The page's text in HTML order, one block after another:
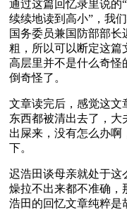
通过这篇回忆录里说的
续续地读到高小”，我
国务委员兼国防部部
粗，所以可以断定这篇
高层里并不是什么奇怪
倒奇怪了。
文章读完后，感觉这文
东西都被清出去了，大
出屎来，没有怎么办啊
下。
迟浩田谈母亲就处于这
燥拉不出来都不准确，
浩田的回忆文章纯粹是